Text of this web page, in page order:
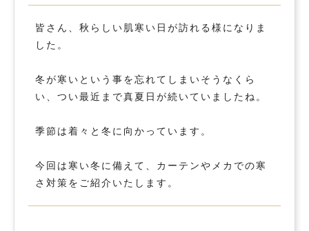
皆さん、秋らしい肌寒い日が訪れる様になりま
した。
冬が寒いという事を忘れてしまいそうなくら
い、つい最近まで真夏日が続いていましたね。
季節は着々と冬に向かっています。
今回は寒い冬に備えて、カーテンやメカでの寒
さ対策をご紹介いたします。